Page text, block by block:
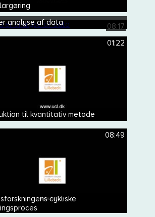
08:17
analyse af data
01:22
til kvantitativ metode
08:49
cykliske